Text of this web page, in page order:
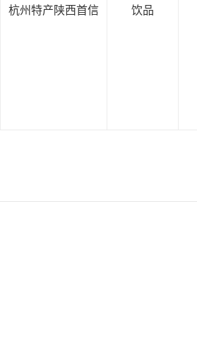
杭州特产陕西首信 饮品